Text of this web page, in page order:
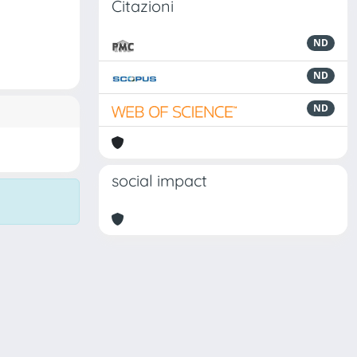
Citazioni
ND
ND
ND
social impact